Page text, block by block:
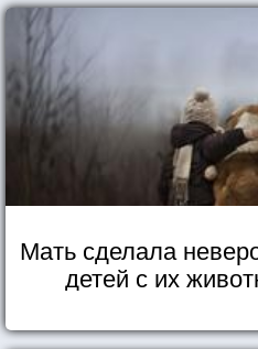
Мать сделала
детей с их